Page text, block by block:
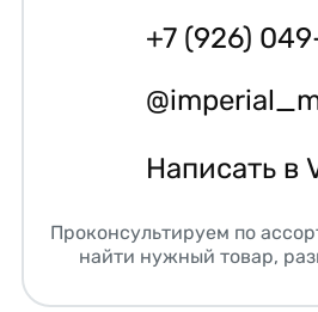
+7 (926)
Написать в
Проконсультируем по
найти нужный товар,